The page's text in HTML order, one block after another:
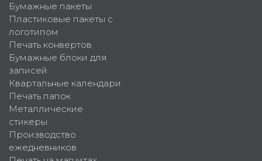
Бумажные пакеты
Пластиковые пакеты с
логотипом
Печать конвертов
Бумажные блоки для
записей
Квартальные календари
Печать папок
Металлические
стикеры
Производство
ежедневников